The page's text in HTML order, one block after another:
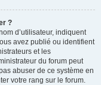
?
d’utilisateur, indiquent
avez publié ou identifient
et les
du forum peut
abuser de ce système en
votre rang sur le forum.